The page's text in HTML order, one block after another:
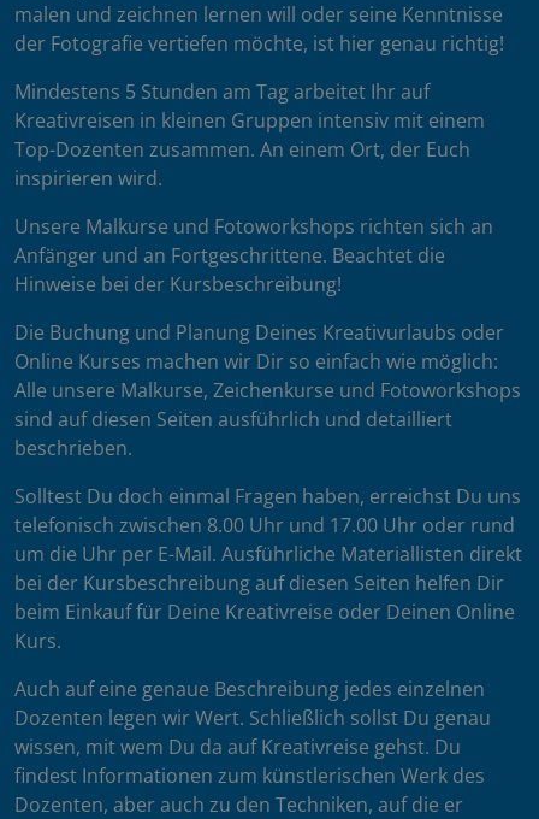
malen und zeichnen lernen will oder seine Kenntnisse
der Fotografie vertiefen möchte, ist hier genau richtig!
Mindestens 5 Stunden am Tag arbeitet Ihr auf
Kreativreisen in kleinen Gruppen intensiv mit einem
Top-Dozenten zusammen. An einem Ort, der Euch
inspirieren wird.
Unsere Malkurse und Fotoworkshops richten sich an
Anfänger und an Fortgeschrittene. Beachtet die
Hinweise bei der Kursbeschreibung!
Die Buchung und Planung Deines Kreativurlaubs oder
Online Kurses machen wir Dir so einfach wie möglich:
Alle unsere Malkurse, Zeichenkurse und Fotoworkshops
sind auf diesen Seiten ausführlich und detailliert
beschrieben.
Solltest Du doch einmal Fragen haben, erreichst Du uns
telefonisch zwischen 8.00 Uhr und 17.00 Uhr oder rund
um die Uhr per E-Mail. Ausführliche Materiallisten direkt
bei der Kursbeschreibung auf diesen Seiten helfen Dir
beim Einkauf für Deine Kreativreise oder Deinen Online
Kurs.
Auch auf eine genaue Beschreibung jedes einzelnen
Dozenten legen wir Wert. Schließlich sollst Du genau
wissen, mit wem Du da auf Kreativreise gehst. Du
findest Informationen zum künstlerischen Werk des
Dozenten, aber auch zu den Techniken, auf die er